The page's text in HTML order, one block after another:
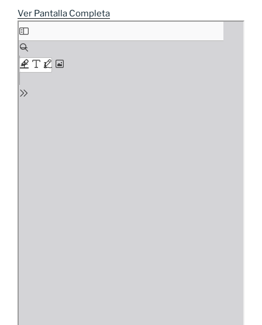
Ver Pantalla Completa
Saltar
al
contenido
del
PDF